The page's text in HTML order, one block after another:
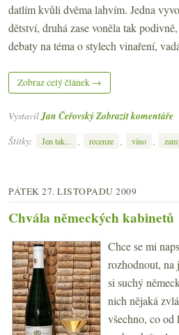
datlím kvůli dvěma lahvím. Jedna
dětství, druhá zase voněla tak
debaty na téma o stylech vinaření,
Zobraz celý článek →
Vystavil Jan ČeřovskýZobrazit komentáře
Štítky:
Jen tak... , recenze , víno ,
PÁTEK 27. LISTOPADU 2009
Chvála německých kabinetů
Chce se mi
rozhodnout, na
si suchý
nich nějaká
všechno, co od